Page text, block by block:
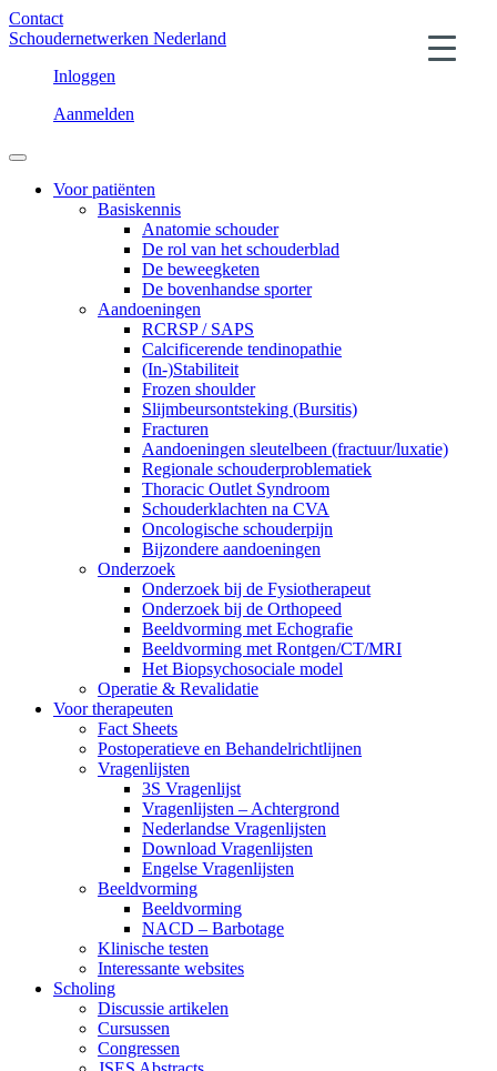
Contact
Schoudernetwerken Nederland
Inloggen
Aanmelden
Voor patiënten
Basiskennis
Anatomie schouder
De rol van het schouderblad
De beweegketen
De bovenhandse sporter
Aandoeningen
RCRSP / SAPS
Calcificerende tendinopathie
(In-)Stabiliteit
Frozen shoulder
Slijmbeursontsteking (Bursitis)
Fracturen
Aandoeningen sleutelbeen (fractuur/luxatie)
Regionale schouderproblematiek
Thoracic Outlet Syndroom
Schouderklachten na CVA
Oncologische schouderpijn
Bijzondere aandoeningen
Onderzoek
Onderzoek bij de Fysiotherapeut
Onderzoek bij de Orthopeed
Beeldvorming met Echografie
Beeldvorming met Rontgen/CT/MRI
Het Biopsychosociale model
Operatie & Revalidatie
Voor therapeuten
Fact Sheets
Postoperatieve en Behandelrichtlijnen
Vragenlijsten
3S Vragenlijst
Vragenlijsten – Achtergrond
Nederlandse Vragenlijsten
Download Vragenlijsten
Engelse Vragenlijsten
Beeldvorming
Beeldvorming
NACD – Barbotage
Klinische testen
Interessante websites
Scholing
Discussie artikelen
Cursussen
Congressen